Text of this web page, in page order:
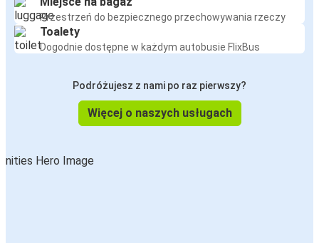
Przestrzeń do bezpiecznego przechowywania rzeczy
Toalety
Dogodnie dostępne w każdym autobusie FlixBus
Podróżujesz z nami po raz pierwszy?
Więcej o naszych usługach